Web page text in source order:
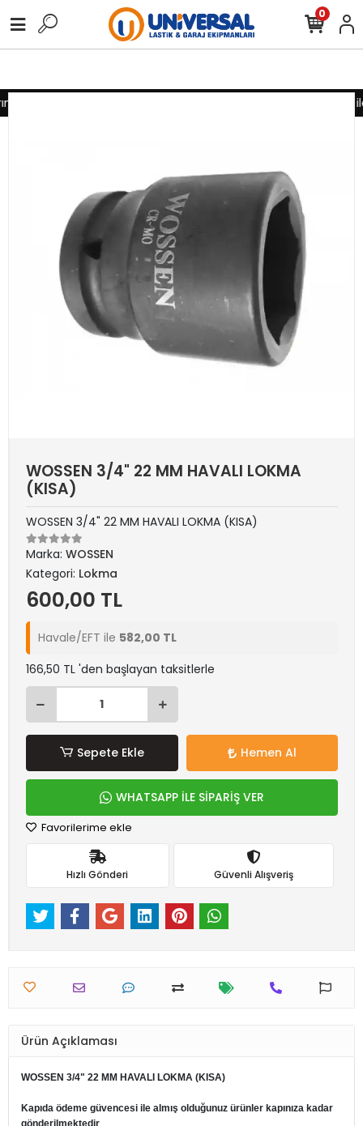
için lütfen iletişime geçiniz Toptan alımlarınız için lütfen
0
WOSSEN 3/4" 22 MM HAVALI LOKMA
(KISA)
WOSSEN 3/4" 22 MM HAVALI LOKMA (KISA)
Marka: WOSSEN
Kategori: Lokma
600,00 TL
Havale/EFT ile 582,00 TL
166,50 TL 'den başlayan taksitlerle
Sepete Ekle Hemen Al
WHATSAPP İLE SİPARİŞ VER
Favorilerime ekle
Hızlı Gönderi Güvenli Alışveriş
Ürün Açıklaması
WOSSEN 3/4" 22 MM HAVALI LOKMA (KISA)
Kapıda ödeme güvencesi ile almış olduğunuz ürünler kapınıza kadar